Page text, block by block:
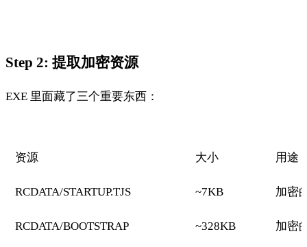
Step 2: 提取加密资源
EXE 里面藏了三个重要东西：
资源 大小 用途
RCDATA/STARTUP.TJS ~7KB 加密
RCDATA/BOOTSTRAP ~328KB 加密